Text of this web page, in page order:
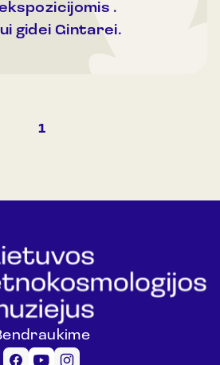
.
gidei Gintarei.
1